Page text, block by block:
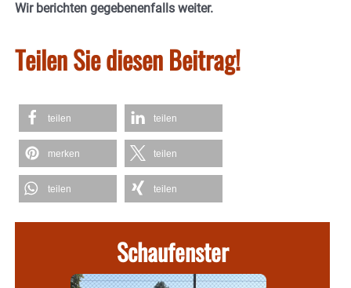
Wir berichten gegebenenfalls weiter.
Teilen Sie diesen Beitrag!
teilen teilen
merken teilen
teilen teilen
Schaufenster